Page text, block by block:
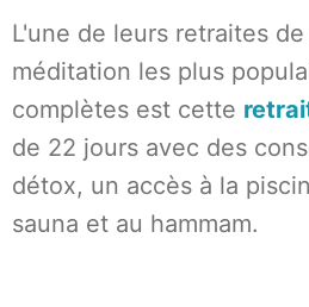
L'une de leurs retraites
méditation les plus
complètes est cette
de 22 jours avec des
détox, un accès à la
sauna et au hammam.